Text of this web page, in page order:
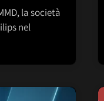
la società
nel